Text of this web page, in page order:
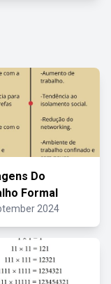
Do
Formal
2024